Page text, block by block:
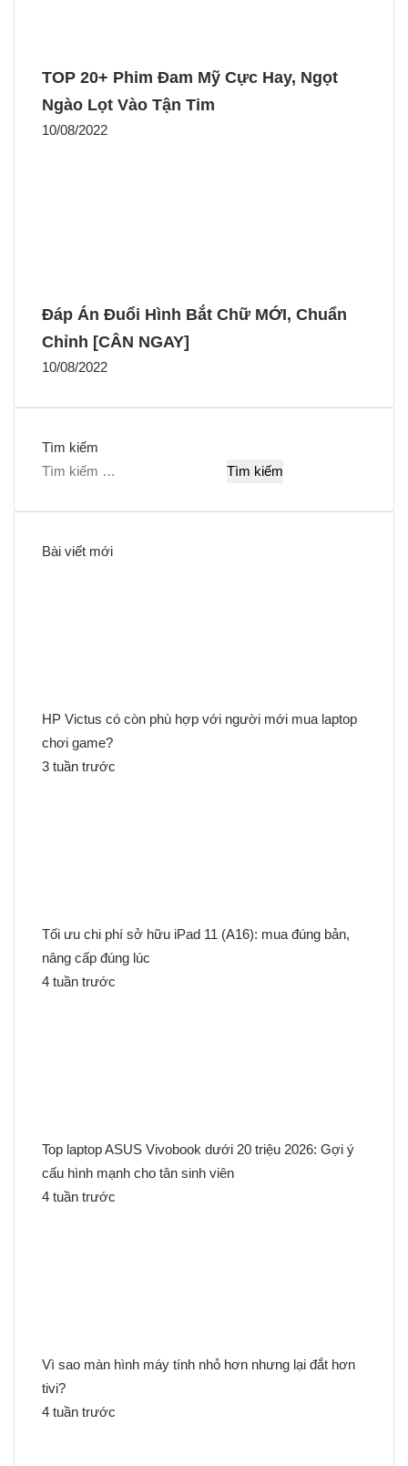
TOP 20+ Phim Đam Mỹ Cực Hay, Ngọt
Ngào Lọt Vào Tận Tim
10/08/2022
Đáp Án Đuổi Hình Bắt Chữ MỚI, Chuẩn
Chỉnh [CÂN NGAY]
10/08/2022
Tìm kiếm
T
Bài viết mới
HP Victus có còn phù hợp với người mới mua laptop
chơi game?
3 tuần trước
Tối ưu chi phí sở hữu iPad 11 (A16): mua đúng bản,
nâng cấp đúng lúc
4 tuần trước
Top laptop ASUS Vivobook dưới 20 triệu 2026: Gợi ý
cấu hình mạnh cho tân sinh viên
4 tuần trước
Vì sao màn hình máy tính nhỏ hơn nhưng lại đắt hơn
tivi?
4 tuần trước